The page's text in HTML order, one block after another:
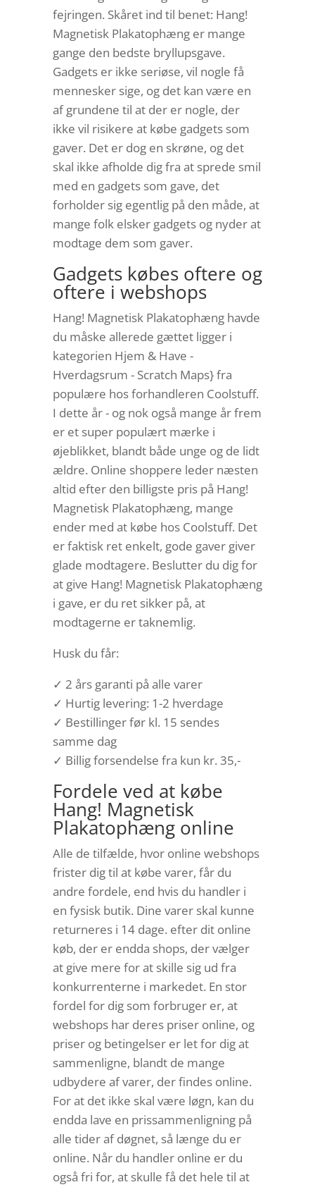
fejringen. Skåret ind til benet: Hang!
Magnetisk Plakatophæng er mange
gange den bedste bryllupsgave.
Gadgets er ikke seriøse, vil nogle få
mennesker sige, og det kan være en
af grundene til at der er nogle, der
ikke vil risikere at købe gadgets som
gaver. Det er dog en skrøne, og det
skal ikke afholde dig fra at sprede smil
med en gadgets som gave, det
forholder sig egentlig på den måde, at
mange folk elsker gadgets og nyder at
modtage dem som gaver.
Gadgets købes oftere og
oftere i webshops
Hang! Magnetisk Plakatophæng havde
du måske allerede gættet ligger i
kategorien Hjem & Have -
Hverdagsrum - Scratch Maps} fra
populære hos forhandleren Coolstuff.
I dette år - og nok også mange år frem
er et super populært mærke i
øjeblikket, blandt både unge og de lidt
ældre. Online shoppere leder næsten
altid efter den billigste pris på Hang!
Magnetisk Plakatophæng, mange
ender med at købe hos Coolstuff. Det
er faktisk ret enkelt, gode gaver giver
glade modtagere. Beslutter du dig for
at give Hang! Magnetisk Plakatophæng
i gave, er du ret sikker på, at
modtagerne er taknemlig.
Husk du får:
✓ 2 års garanti på alle varer
✓ Hurtig levering: 1-2 hverdage
✓ Bestillinger før kl. 15 sendes
samme dag
✓ Billig forsendelse fra kun kr. 35,-
Fordele ved at købe
Hang! Magnetisk
Plakatophæng online
Alle de tilfælde, hvor online webshops
frister dig til at købe varer, får du
andre fordele, end hvis du handler i
en fysisk butik. Dine varer skal kunne
returneres i 14 dage. efter dit online
køb, der er endda shops, der vælger
at give mere for at skille sig ud fra
konkurrenterne i markedet. En stor
fordel for dig som forbruger er, at
webshops har deres priser online, og
priser og betingelser er let for dig at
sammenligne, blandt de mange
udbydere af varer, der findes online.
For at det ikke skal være løgn, kan du
endda lave en prissammenligning på
alle tider af døgnet, så længe du er
online. Når du handler online er du
også fri for, at skulle få det hele til at